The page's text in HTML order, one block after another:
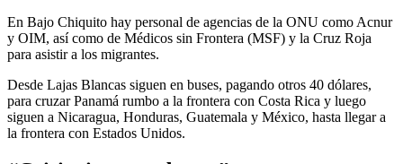
En Bajo Chiquito hay personal de agencias de la ONU como Acnur
y OIM, así como de Médicos sin Frontera (MSF) y la Cruz Roja
para asistir a los migrantes.
Desde Lajas Blancas siguen en buses, pagando otros 40 dólares,
para cruzar Panamá rumbo a la frontera con Costa Rica y luego
siguen a Nicaragua, Honduras, Guatemala y México, hasta llegar a
la frontera con Estados Unidos.